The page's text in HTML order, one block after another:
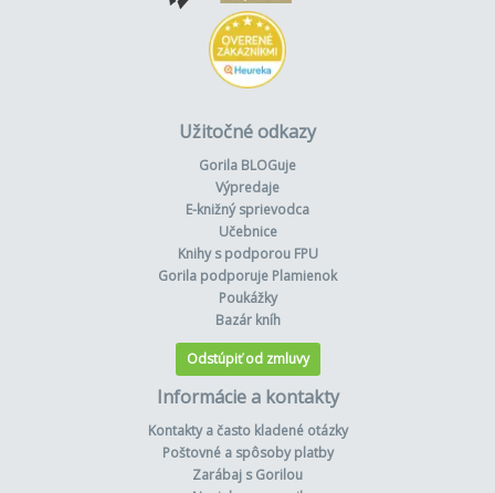
Užitočné odkazy
Gorila BLOGuje
Výpredaje
E-knižný sprievodca
Učebnice
Knihy s podporou FPU
Gorila podporuje Plamienok
Poukážky
Bazár kníh
Odstúpiť od zmluvy
Informácie a kontakty
Kontakty a často kladené otázky
Poštovné a spôsoby platby
Zarábaj s Gorilou